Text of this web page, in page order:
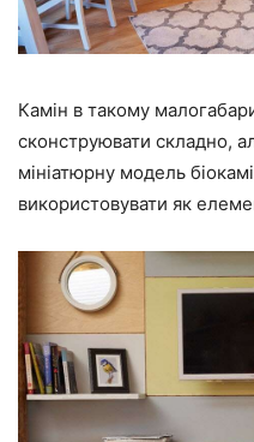
Камін в такому
сконструювати складно,
мініатюрну модель
використовувати як